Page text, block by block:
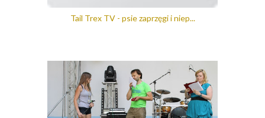
Tail Trex TV - psie zaprzęgi i niep...